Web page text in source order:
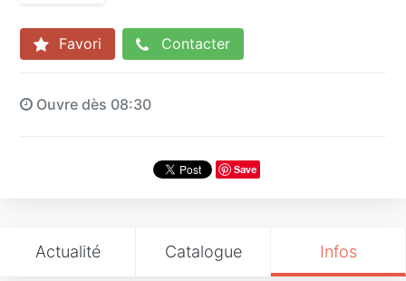
Favori Contacter
Ouvre dès 08:30
Save
Actualité Catalogue Infos